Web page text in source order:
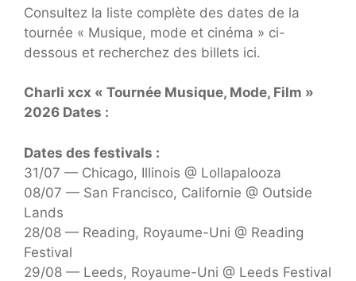
Consultez la liste complète des dates de la
tournée « Musique, mode et cinéma » ci-
dessous et recherchez des billets ici.
Charli xcx « Tournée Musique, Mode, Film »
2026 Dates :
Dates des festivals :
31/07 — Chicago, Illinois @ Lollapalooza
08/07 — San Francisco, Californie @ Outside
Lands
28/08 — Reading, Royaume-Uni @ Reading
Festival
29/08 — Leeds, Royaume-Uni @ Leeds Festival